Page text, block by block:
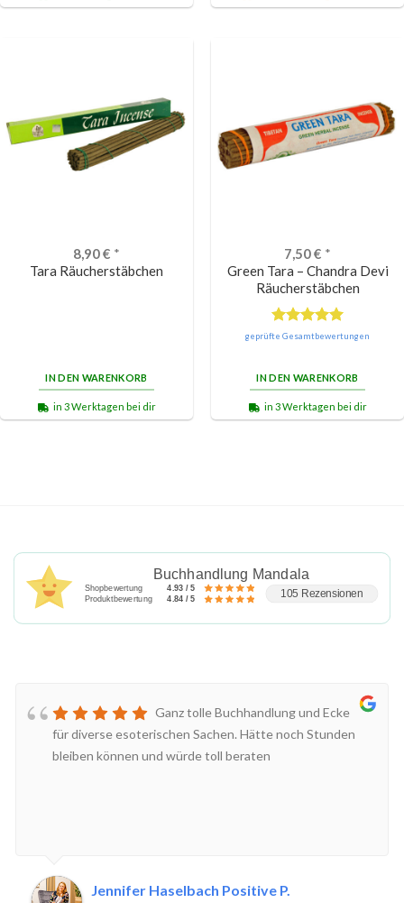
8,90€ *
Tara Räucherstäbchen
IN DEN WARENKORB
in 3 Werktagen bei dir
7,50€ *
Green Tara – Chandra Devi
Räucherstäbchen
Bewertet
geprüfte Gesamtbewertungen
IN DEN WARENKORB
in 3 Werktagen bei dir
Buchhandlung Mandala
Shopbewertung 4.93 / 5
Produktbewertung 4.84 / 5 105 Rezensionen
Ganz tolle Buchhandlung und Ecke
für diverse esoterischen Sachen. Hätte noch Stunden
bleiben können und würde toll beraten
Jennifer Haselbach Positive P.